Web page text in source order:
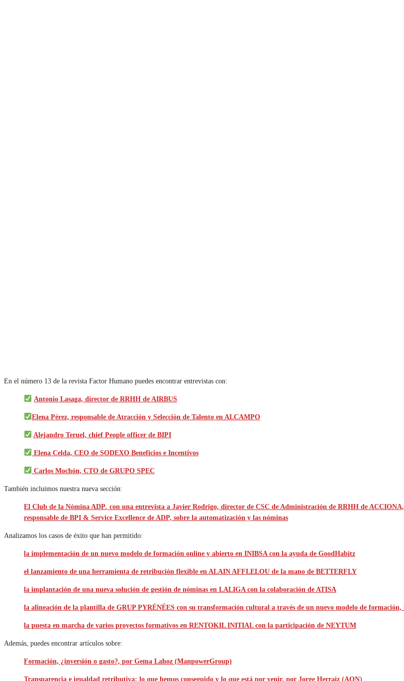
En el número 13 de la revista Factor Humano puedes encontrar entrevistas con:
Antonio Lasaga, director de RRHH de AIRBUS
Elena Pérez, responsable de Atracción y Selección de Talento en ALCAMPO
Alejandro Teruel, chief People officer de BIPI
Elena Celda, CEO de SODEXO Beneficios e Incentivos
Carlos Mochón, CTO de GRUPO SPEC
También incluimos nuestra nueva sección:
El Club de la Nómina ADP, con una entrevista a Javier Rodrigo, director de CSC de Administración de RRHH de
responsable de BPI & Service Excellence de ADP, sobre la automatización y las nóminas
Analizamos los casos de éxito que han permitido:
la implementación de un nuevo modelo de formación online y abierto en INIBSA con la ayuda de GoodHabitz
el lanzamiento de una herramienta de retribución flexible en ALAIN AFFLELOU de la mano de BETTERFLY
la implantación de una nueva solución de gestión de nóminas en LALIGA con la colaboración de ATISA
la alineación de la plantilla de GRUP PYRÉNÉES con su transformación cultural a través de un nuevo modelo de
la puesta en marcha de varios proyectos formativos en RENTOKIL INITIAL con la participación de NEYTUM
Además, puedes encontrar artículos sobre:
Formación, ¿inversión o gasto?, por Gema Lahoz (ManpowerGroup)
Transparencia e igualdad retributiva: lo que hemos conseguido y lo que está por venir, por Jorge Herraiz (AON)